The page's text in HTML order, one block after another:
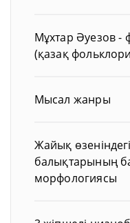
Мұхтар Әуезов -
(қазақ
Мысал жанры
Жайық
балықтарының
морфологиясы